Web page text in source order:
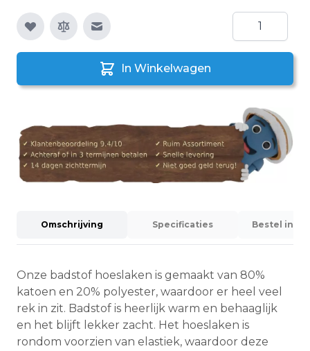
E-mail naar een vriend
Aantal
In Winkelwagen
Omschrijving Specificaties Bestel
Onze badstof hoeslaken is gemaakt van 80%
katoen en 20% polyester, waardoor er heel veel
rek in zit. Badstof is heerlijk warm en behaaglijk
en het blijft lekker zacht. Het hoeslaken is
rondom voorzien van elastiek, waardoor deze